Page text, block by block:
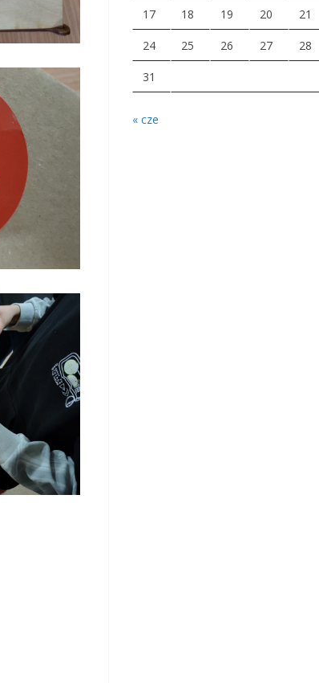
17 18 19 20 21
24 25 26 27 28
31
« cze